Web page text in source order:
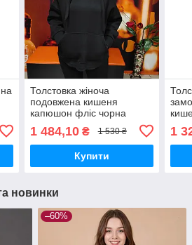
Толстовка жіноча
подовжена кишеня
капюшон фліс чорна
1 484,10₴ 1 530 ₴
Купити
1
новинки
–60%